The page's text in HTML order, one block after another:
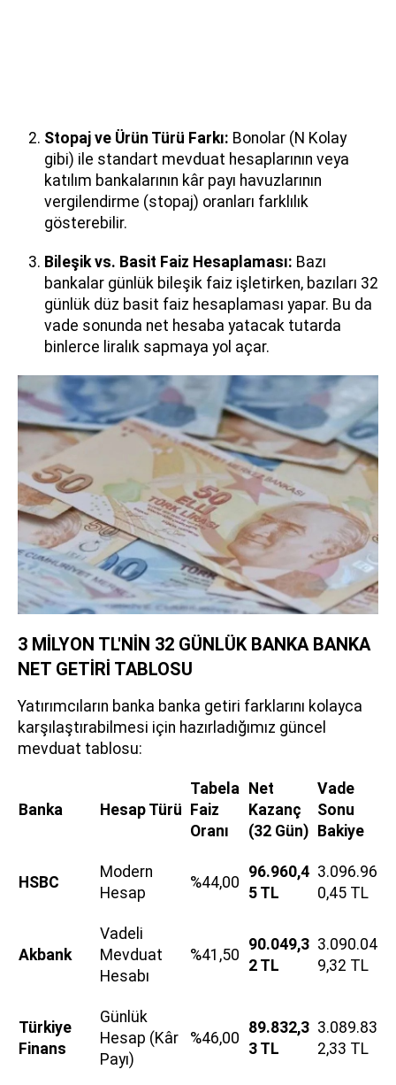
Stopaj ve Ürün Türü Farkı: Bonolar (N Kolay
gibi) ile standart mevduat hesaplarının veya
katılım bankalarının kâr payı havuzlarının
vergilendirme (stopaj) oranları farklılık
gösterebilir.
Bileşik vs. Basit Faiz Hesaplaması: Bazı
bankalar günlük bileşik faiz işletirken, bazıları 32
günlük düz basit faiz hesaplaması yapar. Bu da
vade sonunda net hesaba yatacak tutarda
binlerce liralık sapmaya yol açar.
3 MİLYON TL'NİN 32 GÜNLÜK BANKA BANKA
NET GETİRİ TABLOSU
Yatırımcıların banka banka getiri farklarını kolayca
karşılaştırabilmesi için hazırladığımız güncel
mevduat tablosu:
Banka Hesap Türü
Tabela
Faiz
Oranı
Net
Kazanç
(32 Gün)
Vade
Sonu
Bakiye
HSBC
Modern
Hesap
%44,00
96.960,4
5 TL
3.096.96
0,45 TL
Akbank
Vadeli
Mevduat
Hesabı
%41,50
90.049,3
2 TL
3.090.04
9,32 TL
Türkiye
Finans
Günlük
Hesap (Kâr
Payı)
%46,00
89.832,3
3 TL
3.089.83
2,33 TL